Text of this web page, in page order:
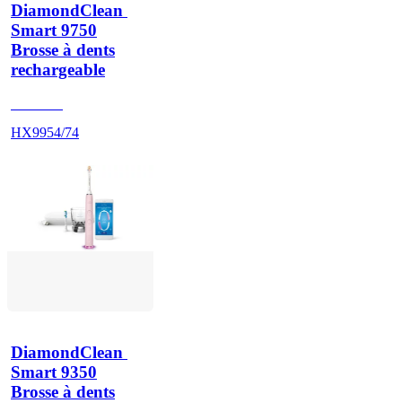
DiamondClean
Smart 9750
Brosse à dents
rechargeable
HX9954/74
DiamondClean
Smart 9350
Brosse à dents